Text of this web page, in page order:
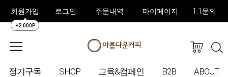
회원가입
+2,000P
로그인 주문내역 마이페이지 1:1문의
정기구독 SHOP 교육&캠페인 B2B ABOUT